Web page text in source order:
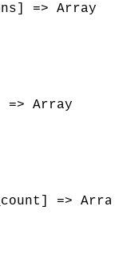
=> Array
=> Array
=> Array